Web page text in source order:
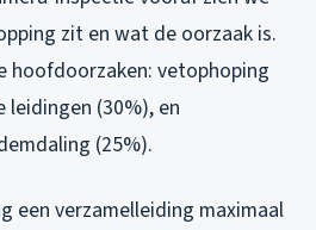
zit en wat de oorzaak is.
hoofdoorzaken: vetophoping
(30%), en
(25%).
een verzamelleiding maximaal